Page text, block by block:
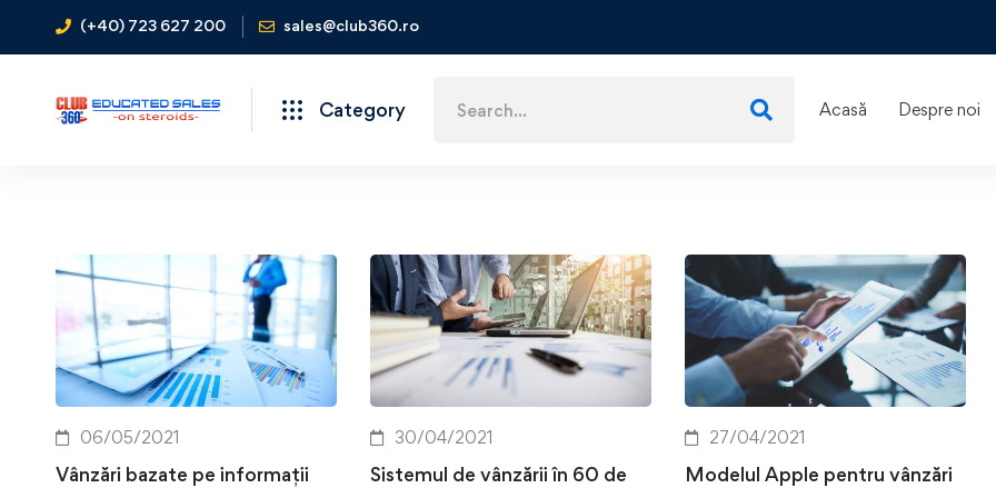
(+40) 723 627 200 sales@club360.ro
Category Acasă Despre noi
06/05/2021
Vânzări bazate pe informații
30/04/2021
Sistemul de vânzării în 60 de
27/04/2021
Modelul Apple pentru vânzări